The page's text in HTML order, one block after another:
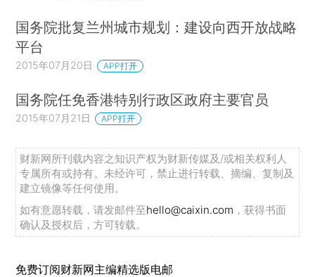
国务院批复兰州城市规划：建设向西开放战略
平台
2015年07月20日 APP打开
国务院任免香港特别行政区政府主要官员
2015年07月21日 APP打开
财新网所刊载内容之知识产权为财新传媒及/或相关权利人
专属所有或持有。未经许可，禁止进行转载、摘编、复制及
建立镜像等任何使用。
如有意愿转载，请发邮件至hello@caixin.com ，获得书面
确认及授权后，方可转载。
免费订阅财新网主编精选版电邮